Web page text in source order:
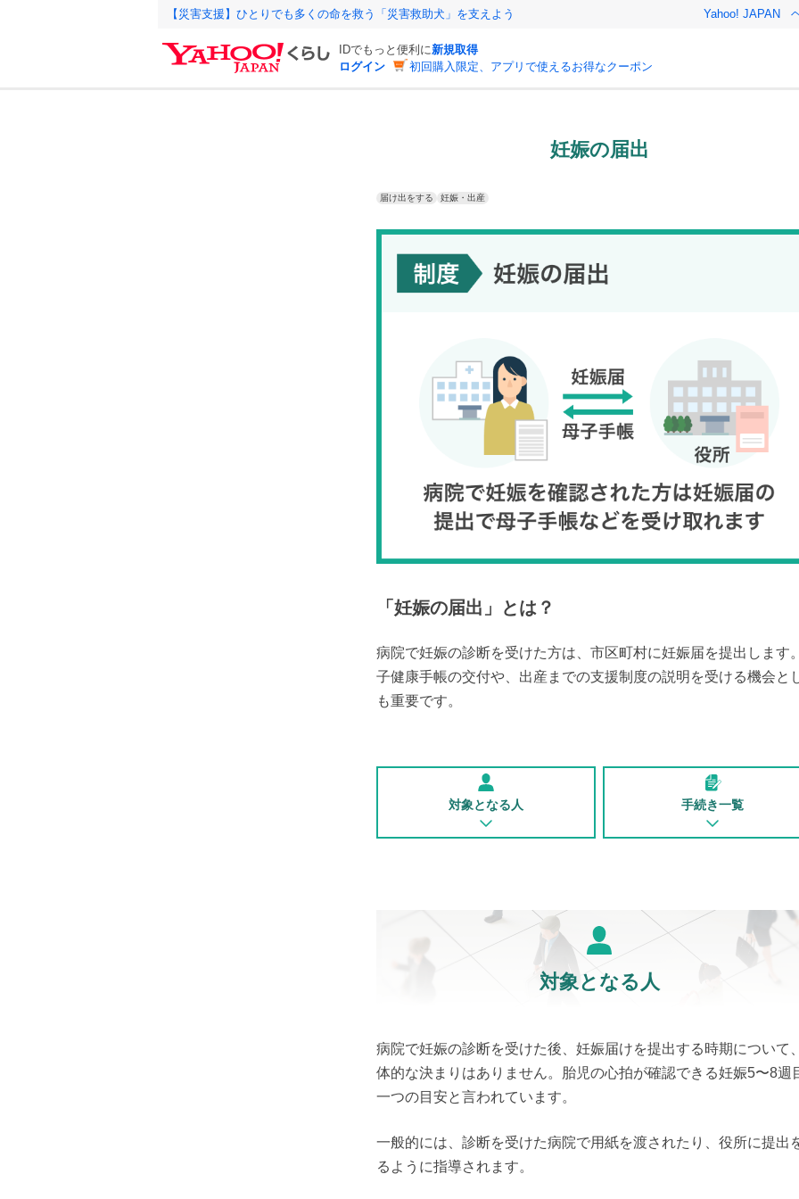
【災害支援】ひとりでも多くの命を救う「災害救助犬」を支えよう Yahoo! JAPAN
IDでもっと便利に新規取得
ログイン
初回購入限定、アプリで使えるお得なクーポン
妊娠の届出
届け出をする 妊娠・出産
「 妊娠の届出 」とは？
病院で妊娠の診断を受けた方は、市区町村に妊娠届を提出します
子健康手帳の交付や、出産までの支援制度の説明を受ける機会と
も重要です。
対象となる人 手続き一覧
対象となる人
病院で妊娠の診断を受けた後、妊娠届けを提出する時期について
体的な決まりはありません。胎児の心拍が確認できる妊娠5〜8週
一つの目安と言われています。
一般的には、診断を受けた病院で用紙を渡されたり、役所に提出
るように指導されます。